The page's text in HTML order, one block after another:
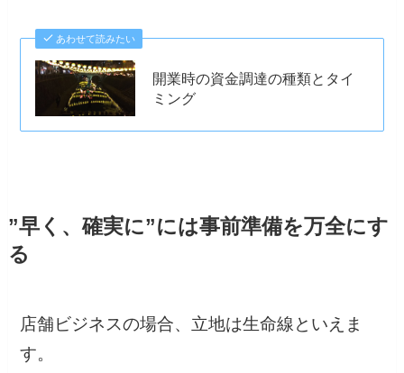
あわせて読みたい
開業時の資金調達の種類とタイ
ミング
”早く、確実に”には事前準備を万全にす
る
店舗ビジネスの場合、立地は生命線といえま
す。